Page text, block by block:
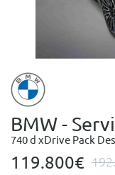
BMW -
740 d xDrive Pack
119.800€